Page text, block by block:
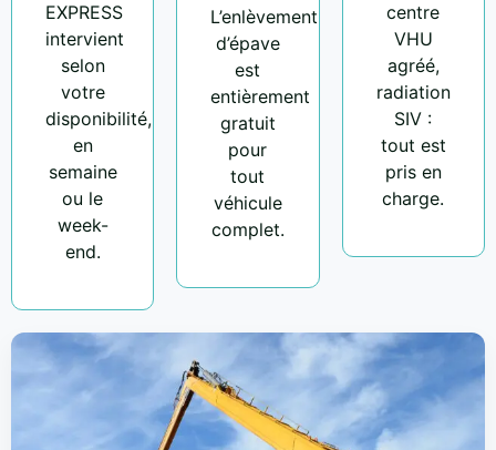
EXPRESS
intervient
selon
votre
disponibilité,
en
semaine
ou le
week-
end.
L’enlèvement
d’épave
est
entièrement
gratuit
pour
tout
véhicule
complet.
centre
VHU
agréé,
radiation
SIV :
tout est
pris en
charge.